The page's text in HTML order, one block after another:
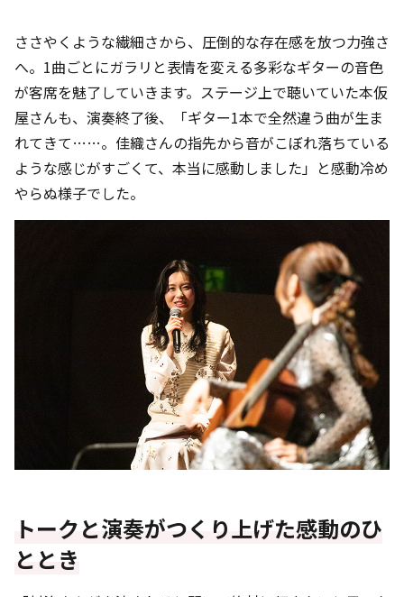
ささやくような繊細さから、圧倒的な存在感を放つ力強さ
へ――。1曲ごとにガラリと表情を変える多彩なギターの音色
が客席を魅了していきます。ステージ上で聴いていた本仮
屋さんも、演奏終了後、「ギター1本で全然違う曲が生ま
れてきて……。佳織さんの指先から音がこぼれ落ちている
ような感じがすごくて、本当に感動しました」と感動冷め
やらぬ様子でした。
トークと演奏がつくり上げた感動のひ
ととき